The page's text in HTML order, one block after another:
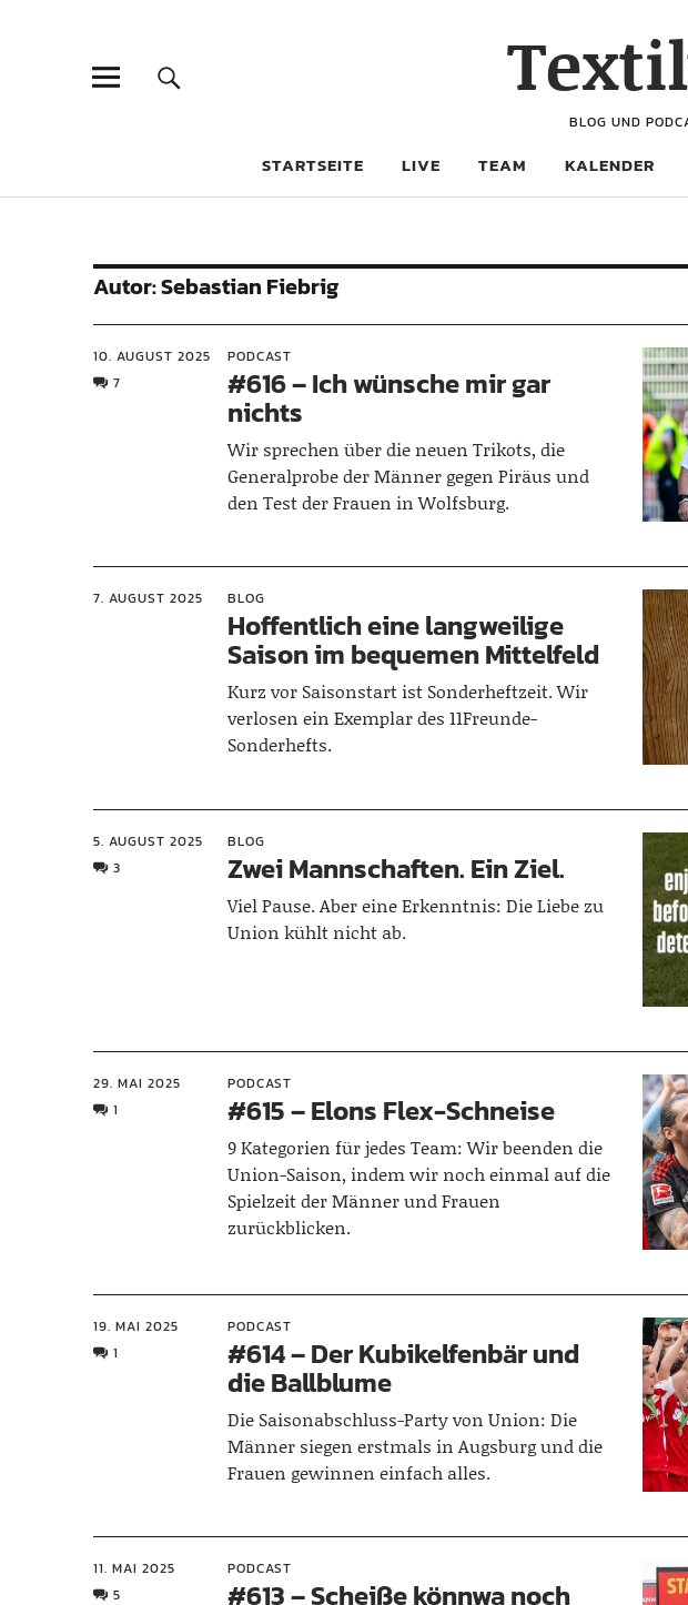
BLOG UND
STARTSEITE LIVE TEAM KALENDER
Autor:Sebastian Fiebrig
10. AUGUST 2025
7
PODCAST
#616 – Ich wünsche mir gar
nichts
Wir sprechen über die neuen Trikots, die
Generalprobe der Männer gegen Piräus und
den Test der Frauen in Wolfsburg.
7. AUGUST 2025 BLOG
Hoffentlich eine langweilige
Saison im bequemen Mittelfeld
Kurz vor Saisonstart ist Sonderheftzeit. Wir
verlosen ein Exemplar des 11Freunde-
Sonderhefts.
5. AUGUST 2025
3
BLOG
Zwei Mannschaften. Ein Ziel.
Viel Pause. Aber eine Erkenntnis: Die Liebe zu
Union kühlt nicht ab.
29. MAI 2025
1
PODCAST
#615 – Elons Flex-Schneise
9 Kategorien für jedes Team: Wir beenden die
Union-Saison, indem wir noch einmal auf die
Spielzeit der Männer und Frauen
zurückblicken.
19. MAI 2025
1
PODCAST
#614 – Der Kubikelfenbär und
die Ballblume
Die Saisonabschluss-Party von Union: Die
Männer siegen erstmals in Augsburg und die
Frauen gewinnen einfach alles.
11. MAI 2025
5
PODCAST
#613 – Scheiße könnwa noch